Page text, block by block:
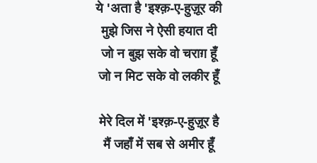
ये 'अता है 'इश्क़-ए-हुज़ूर की
मुझे जिस ने ऐसी हयात दी
जो न बुझ सके वो चराग़ हूँ
जो न मिट सके वो लकीर हूँ
मेरे दिल में 'इश्क़-ए-हुज़ूर है
मैं जहाँ में सब से अमीर हूँ